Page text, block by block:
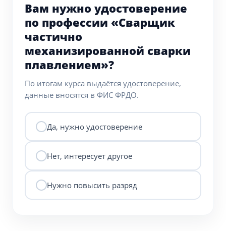
Вам нужно удостоверение
по профессии «Сварщик
частично
механизированной сварки
плавлением»?
По итогам курса выдаётся удостоверение,
данные вносятся в ФИС ФРДО.
Да, нужно удостоверение
Нет, интересует другое
Нужно повысить разряд